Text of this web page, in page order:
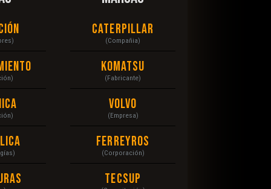
Caterpillar
(Compañia)
Komatsu
(Fabricante)
Volvo
(Empresa)
Ferreyros
(Corporación)
Tecsup